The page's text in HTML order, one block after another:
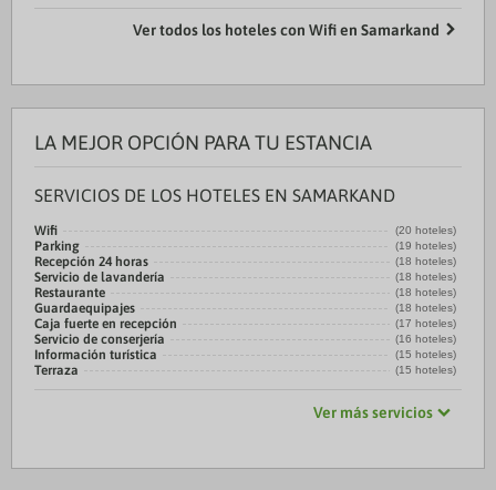
Ver todos los hoteles con Wifi en Samarkand
LA MEJOR OPCIÓN PARA TU ESTANCIA
SERVICIOS DE LOS HOTELES EN SAMARKAND
Wifi (20 hoteles)
Parking (19 hoteles)
Recepción 24 horas (18 hoteles)
Servicio de lavandería (18 hoteles)
Restaurante (18 hoteles)
Guardaequipajes (18 hoteles)
Caja fuerte en recepción (17 hoteles)
Servicio de conserjería (16 hoteles)
Información turística (15 hoteles)
Terraza (15 hoteles)
Ver más servicios